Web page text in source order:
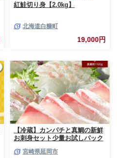
紅鮭切り身【2.0kg】
北海道白糠町
19,000円
【冷蔵】カンパチと真鯛の新鮮
お刺身セット少量お試しパック
宮崎県延岡市